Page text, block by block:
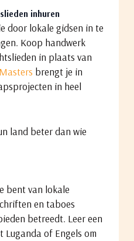
inhuren
door lokale gidsen in te
Koop handwerk
in plaats van
brengt je in
in heel
land beter dan wie
bent van lokale
en taboes
betreedt. Leer een
of Engels om